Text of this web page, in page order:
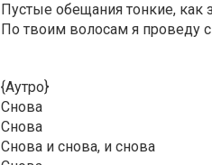
Пустые обещания тонкие, как
По твоим волосам я проведу
{Аутро}
Снова
Снова
Снова и снова, и снова